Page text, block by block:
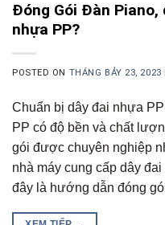
Đóng Gói Đàn
nhựa PP?
POSTED ON THÁNG BẢY 23, 2023
Chuẩn bị dây đai nhựa
PP có độ bền và chất
gói được chuyên nghiệp
nhà máy cung cấp dây
đây là hướng dẫn đóng